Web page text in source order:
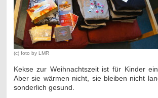
(c) foto by LMR
Kekse zur Weihnachtszeit ist für Kinder
Aber sie wärmen nicht, sie bleiben nicht
sonderlich gesund.